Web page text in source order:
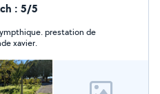
et au juste prix.
: 5/5
prestation de
xavier.